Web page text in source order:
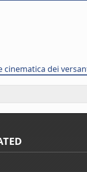
dei